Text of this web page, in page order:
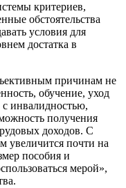
критериев,
обстоятельства
условия для
достатка в
причинам не
обучение, уход
инвалидностью,
получения
доходов. С
увеличится почти на
пособия и
мерой»,